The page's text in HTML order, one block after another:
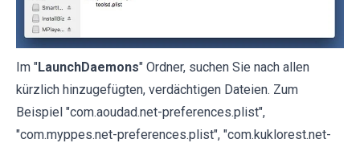
Im "LaunchDaemons" Ordner, suchen Sie nach allen
kürzlich hinzugefügten, verdächtigen Dateien. Zum
Beispiel "com.aoudad.net-preferences.plist",
"com.myppes.net-preferences.plist", "com.kuklorest.net-